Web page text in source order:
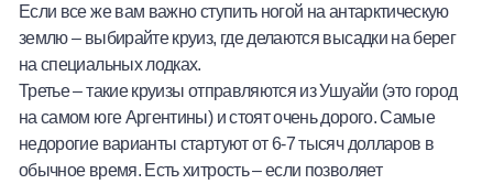
Если все же вам важно ступить ногой на антарктическую
землю – выбирайте круиз, где делаются высадки на берег
на специальных лодках.
Третье – такие круизы отправляются из Ушуайи (это город
на самом юге Аргентины) и стоят очень дорого. Самые
недорогие варианты стартуют от 6-7 тысяч долларов в
обычное время. Есть хитрость – если позволяет